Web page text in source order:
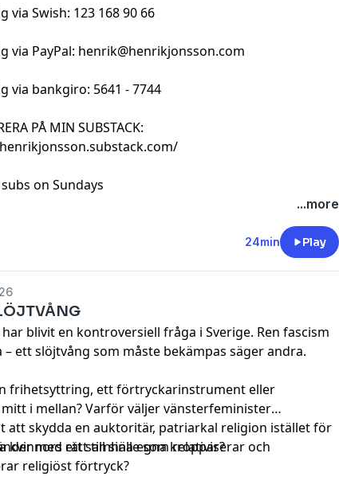
via Swish: 123 168 90 66
via PayPal: henrik@henrikjonsson.com
via bankgiro: 5641 - 7744
PÅ MIN SUBSTACK:
on Sundays
...more
24min Play
blivit en kontroversiell fråga i Sverige. Ren fascism
– ett slöjtvång som måste bekämpas säger andra.
frihetsyttring, ett förtryckarinstrument eller
i mellan? Varför väljer vänsterfeminister
att skydda en auktoritär, patriarkal religion istället för
kvinnors rätt till sina egna kroppar?
med ett samhälle som relativiserar och
religiöst förtryck?